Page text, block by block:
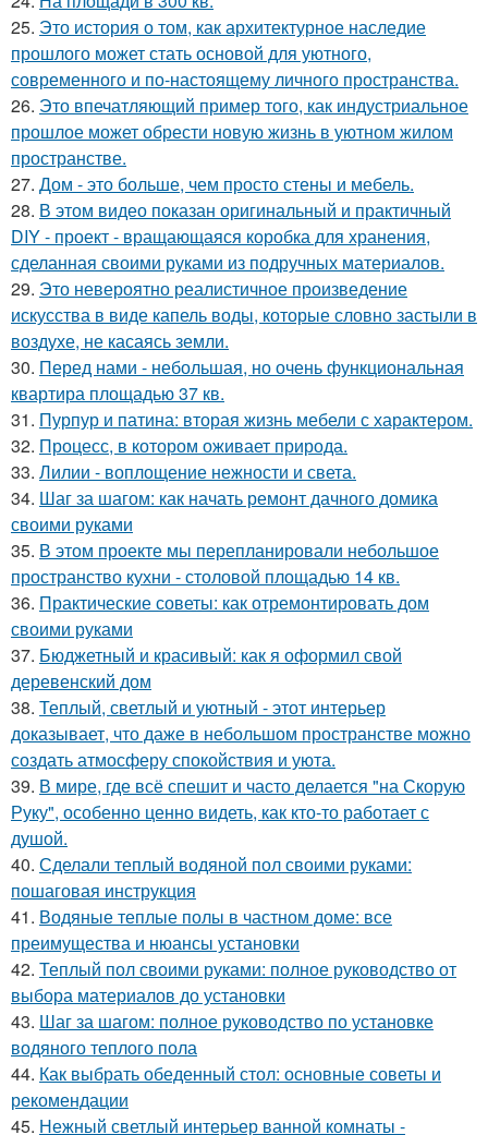
25. Это история о том, как архитектурное наследие
прошлого может стать основой для уютного,
современного и по-настоящему личного пространства.
26. Это впечатляющий пример того, как индустриальное
прошлое может обрести новую жизнь в уютном жилом
пространстве.
27. Дом - это больше, чем просто стены и мебель.
28. В этом видео показан оригинальный и практичный
DIY - проект - вращающаяся коробка для хранения,
сделанная своими руками из подручных материалов.
29. Это невероятно реалистичное произведение
искусства в виде капель воды, которые словно застыли в
воздухе, не касаясь земли.
30. Перед нами - небольшая, но очень функциональная
квартира площадью 37 кв.
31. Пурпур и патина: вторая жизнь мебели с характером.
32. Процесс, в котором оживает природа.
33. Лилии - воплощение нежности и света.
34. Шаг за шагом: как начать ремонт дачного домика
своими руками
35. В этом проекте мы перепланировали небольшое
пространство кухни - столовой площадью 14 кв.
36. Практические советы: как отремонтировать дом
своими руками
37. Бюджетный и красивый: как я оформил свой
деревенский дом
38. Теплый, светлый и уютный - этот интерьер
доказывает, что даже в небольшом пространстве можно
создать атмосферу спокойствия и уюта.
39. В мире, где всё спешит и часто делается "на Скорую
Руку", особенно ценно видеть, как кто-то работает с
душой.
40. Сделали теплый водяной пол своими руками:
пошаговая инструкция
41. Водяные теплые полы в частном доме: все
преимущества и нюансы установки
42. Теплый пол своими руками: полное руководство от
выбора материалов до установки
43. Шаг за шагом: полное руководство по установке
водяного теплого пола
44. Как выбрать обеденный стол: основные советы и
рекомендации
45. Нежный светлый интерьер ванной комнаты -